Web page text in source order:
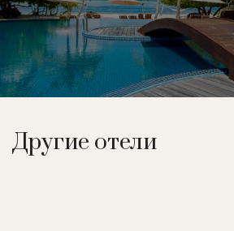
Другие отели